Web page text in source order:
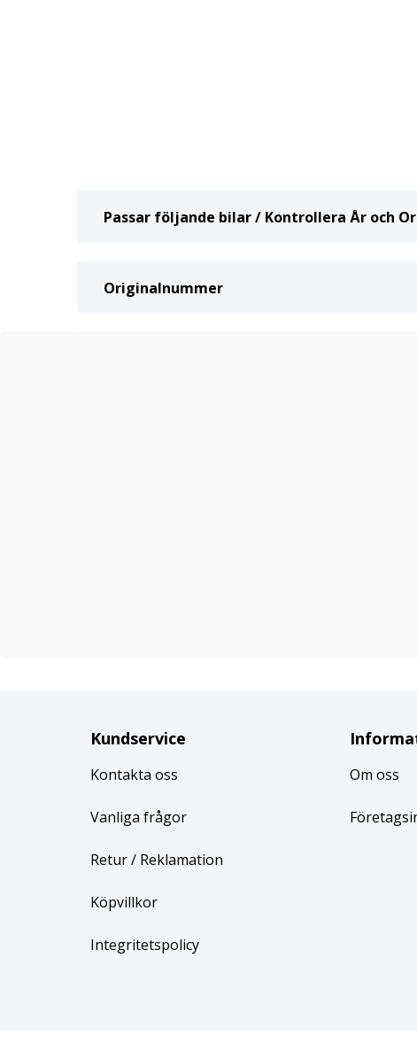
Passar följande bilar / Kontrollera År och
Originalnummer
Kundservice
Kontakta oss
Vanliga frågor
Retur/ Reklamation
Köpvillkor
Integritetspolicy
Om oss